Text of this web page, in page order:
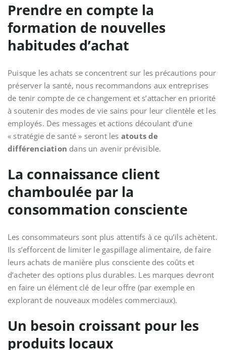
Prendre en compte la
formation de nouvelles
habitudes d’achat
Puisque les achats se concentrent sur les précautions pour
préserver la santé, nous recommandons aux entreprises
de tenir compte de ce changement et s’attacher en priorité
à soutenir des modes de vie sains pour leur clientèle et les
employés. Des messages et actions découlant d’une
« stratégie de santé » seront les atouts de
différenciation dans un avenir prévisible.
La connaissance client
chamboulée par la
consommation consciente
Les consommateurs sont plus attentifs à ce qu’ils achètent.
Ils s’efforcent de limiter le gaspillage alimentaire, de faire
leurs achats de manière plus consciente des coûts et
d’acheter des options plus durables. Les marques devront
en faire un élément clé de leur offre (par exemple en
explorant de nouveaux modèles commerciaux).
Un besoin croissant pour les
produits locaux